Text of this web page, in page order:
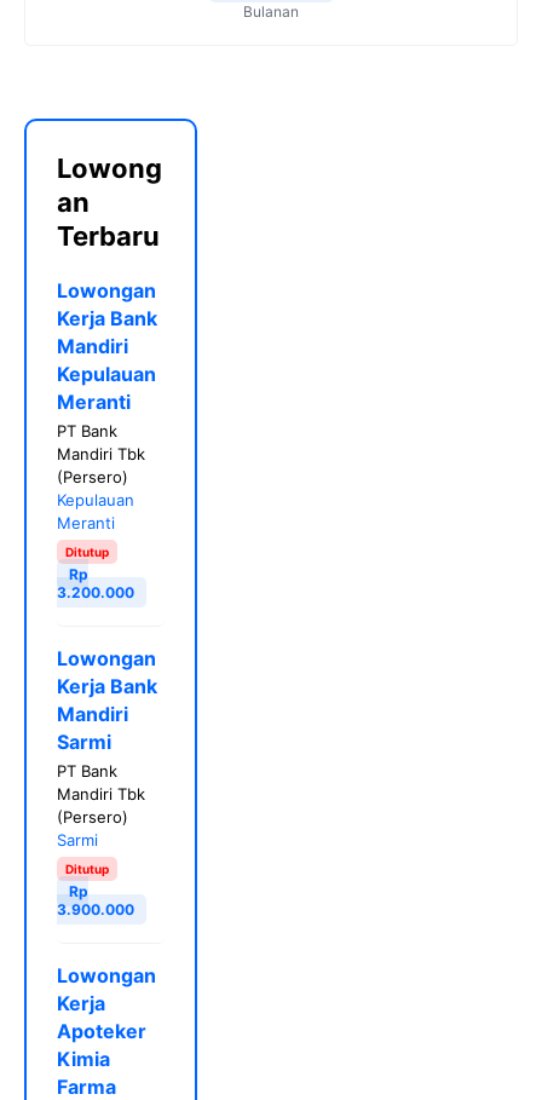
Bulanan
Lowong
an
Terbaru
Lowongan
Kerja Bank
Mandiri
Kepulauan
Meranti
PT Bank
Mandiri Tbk
(Persero)
Kepulauan
Meranti
Ditutup
Rp
3.200.000
Lowongan
Kerja Bank
Mandiri
Sarmi
PT Bank
Mandiri Tbk
(Persero)
Sarmi
Ditutup
Rp
3.900.000
Lowongan
Kerja
Apoteker
Kimia
Farma